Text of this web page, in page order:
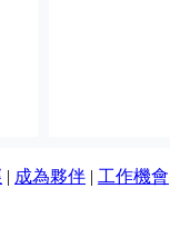
| 成為夥伴 | 工作機會